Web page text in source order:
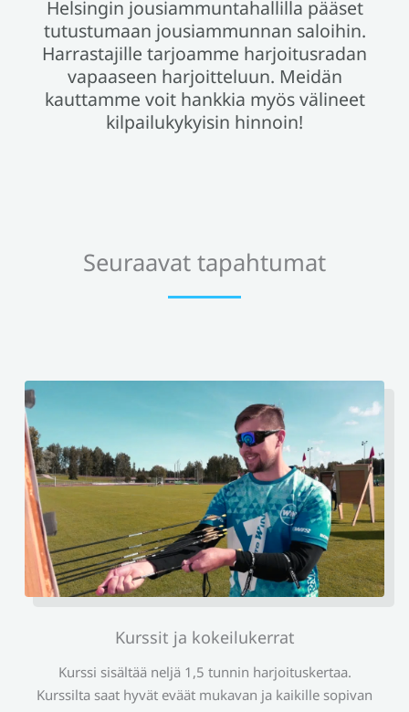
Helsingin jousiammuntahallilla pääset
tutustumaan jousiammunnan saloihin.
Harrastajille tarjoamme harjoitusradan
vapaaseen harjoitteluun. Meidän
kauttamme voit hankkia myös välineet
kilpailukykyisin hinnoin!
Seuraavat tapahtumat
Kurssit ja kokeilukerrat
Kurssi sisältää neljä 1,5 tunnin harjoituskertaa.
Kurssilta saat hyvät eväät mukavan ja kaikille sopivan